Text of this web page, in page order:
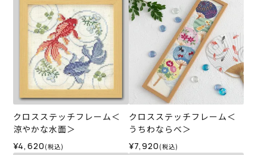
クロスステッチフレーム＜
涼やかな水面＞
¥4,620 (税込)
クロスステッチフレーム＜
うちわならべ＞
¥7,920 (税込)